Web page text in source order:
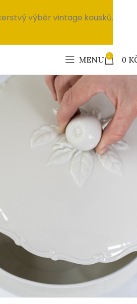
MENU 0 0
výběr vintage kousků.